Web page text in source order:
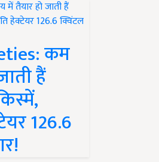
कम
हैं
126.6